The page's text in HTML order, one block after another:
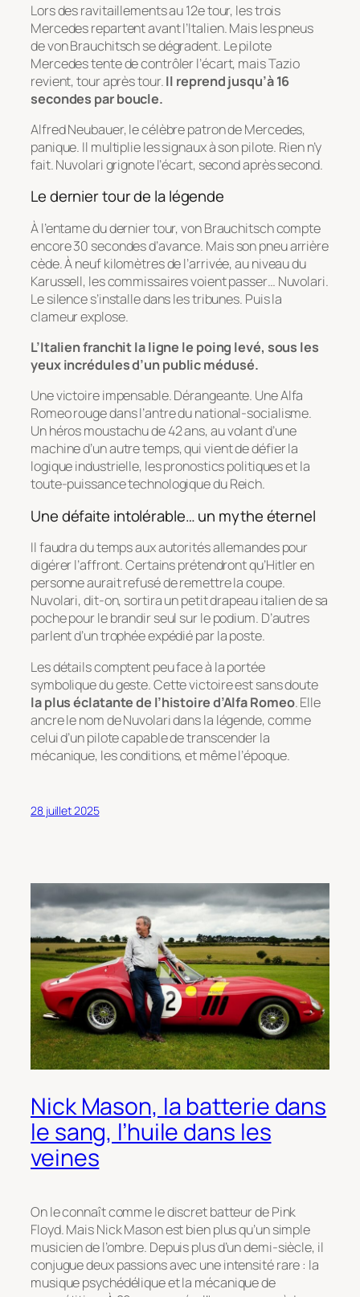
Lors des ravitaillements au 12e tour, les trois
Mercedes repartent avant l’Italien. Mais les pneus
de von Brauchitsch se dégradent. Le pilote
Mercedes tente de contrôler l’écart, mais Tazio
revient, tour après tour.Il reprend jusqu’à 16
secondes par boucle.
Alfred Neubauer, le célèbre patron de Mercedes,
panique. Il multiplie les signaux à son pilote. Rien n’y
fait. Nuvolari grignote l’écart, second après second.
Le dernier tour de la légende
À l’entame du dernier tour, von Brauchitsch compte
encore 30 secondes d’avance. Mais son pneu arrière
cède. À neuf kilomètres de l’arrivée, au niveau du
Karussell, les commissaires voient passer… Nuvolari.
Le silence s’installe dans les tribunes. Puis la
clameur explose.
L’Italien franchit la ligne le poing levé, sous les
yeux incrédules d’un public médusé.
Une victoire impensable. Dérangeante. Une Alfa
Romeo rouge dans l’antre du national-socialisme.
Un héros moustachu de 42 ans, au volant d’une
machine d’un autre temps, qui vient de défier la
logique industrielle, les pronostics politiques et la
toute-puissance technologique du Reich.
Une défaite intolérable… un mythe éternel
Il faudra du temps aux autorités allemandes pour
digérer l’affront. Certains prétendront qu’Hitler en
personne aurait refusé de remettre la coupe.
Nuvolari, dit-on, sortira un petit drapeau italien de sa
poche pour le brandir seul sur le podium. D’autres
parlent d’un trophée expédié par la poste.
Les détails comptent peu face à la portée
symbolique du geste. Cette victoire est sans doute
la plus éclatante de l’histoire d’Alfa Romeo. Elle
ancre le nom de Nuvolari dans la légende, comme
celui d’un pilote capable de transcender la
mécanique, les conditions, et même l’époque.
28 juillet 2025
Nick Mason, la batterie dans
le sang, l’huile dans les
veines
On le connaît comme le discret batteur de Pink
Floyd. Mais Nick Mason est bien plus qu’un simple
musicien de l’ombre. Depuis plus d’un demi-siècle, il
conjugue deux passions avec une intensité rare : la
musique psychédélique et la mécanique de